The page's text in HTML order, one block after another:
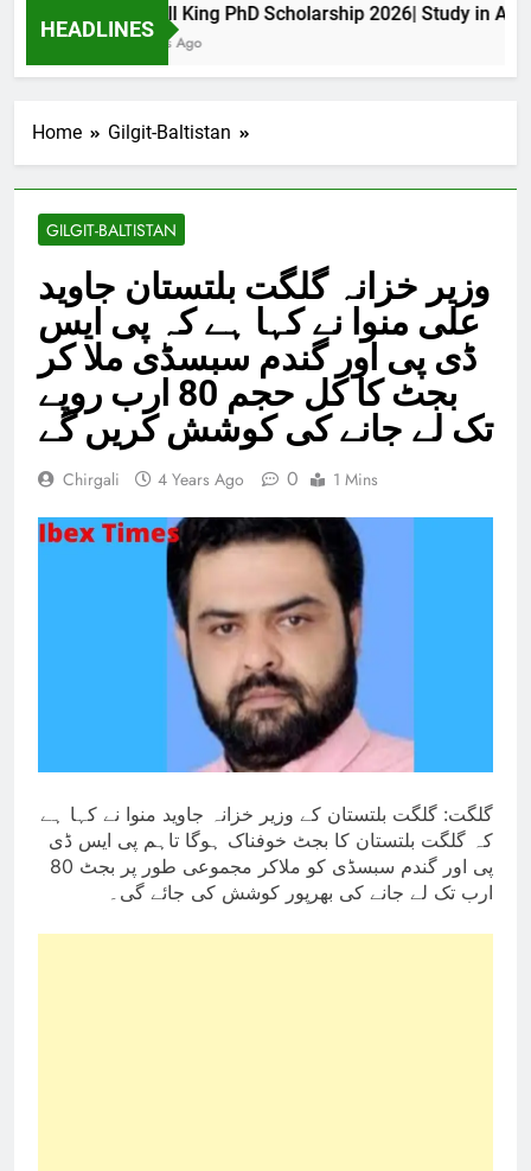
HEADLINES
Maxwell King PhD Scholarship 2026| Study in
11 Months Ago
Home Gilgit-Baltistan
GILGIT-BALTISTAN
وزیر خزانہ گلگت بلتستان جاوید
علی منوا نے کہا ہے کہ پی ایس
ڈی پی اور گندم سبسڈی ملا کر
بجٹ کا کل حجم 80 ارب روپے
تک لے جانے کی کوشش کریں گے
Chirgali 4 Years Ago 0 1 Mins
گلگت: گلگت بلتستان کے وزیر خزانہ جاوید منوا نے کہا ہے
کہ گلگت بلتستان کا بجٹ خوفناک ہوگا تاہم پی ایس ڈی
پی اور گندم سبسڈی کو ملاکر مجموعی طور پر بجٹ 80
ارب تک لے جانے کی بھرپور کوشش کی جائے گی۔